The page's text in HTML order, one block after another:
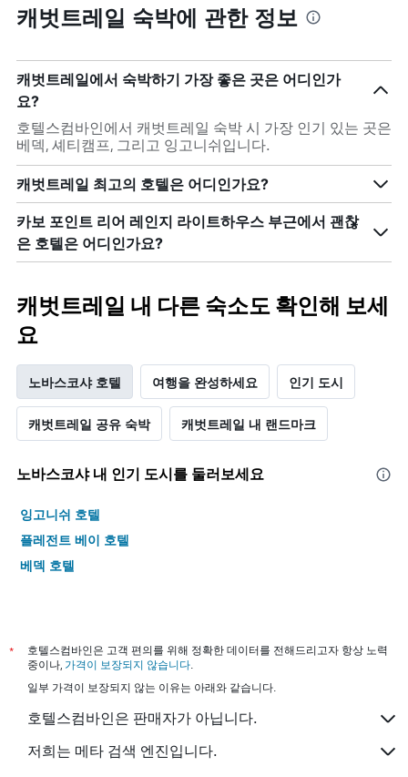
캐벗트레일 숙박에 관한 정보
캐벗트레일에서 숙박하기 가장 좋은 곳은 어디인가
요?
호텔스컴바인에서 캐벗트레일 숙박 시 가장 인기 있는 곳은
베덱, 셰티캠프, 그리고 잉고니쉬입니다.
캐벗트레일 최고의 호텔은 어디인가요?
카보 포인트 리어 레인지 라이트하우스 부근에서 괜찮
은 호텔은 어디인가요?
캐벗트레일 내 다른 숙소도 확인해 보세
요
노바스코샤 호텔 여행을 완성하세요 인기 도시
캐벗트레일 공유 숙박 캐벗트레일 내 랜드마크
노바스코샤 내 인기 도시를 둘러보세요
잉고니쉬 호텔
플레전트 베이 호텔
베덱 호텔
*
호텔스컴바인은 고객 편의를 위해 정확한 데이터를 전해드리고자 항상 노력
중이나, 가격이 보장되지 않습니다.
일부 가격이 보장되지 않는 이유는 아래와 같습니다.
호텔스컴바인은 판매자가 아닙니다.
저희는 메타 검색 엔진입니다.